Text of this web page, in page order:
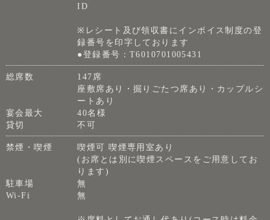
ID
※レシート及び領収書にインボイス制度の登
録番号を印字しております
●登録番号：T6010701005431
総席数
147席
座敷席あり・掘りごたつ席あり・カップルシ
ートあり
宴会最大
40名様
貸切
不可
禁煙・喫煙
喫煙可 喫煙専用室あり
(お席とは別に喫煙スペースをご用意してお
ります)
駐車場
無
Wi-Fi
無